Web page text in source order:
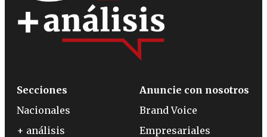
Secciones
Nacionales
+ análisis
Anuncie con nosotros
Brand Voice
Empresariales